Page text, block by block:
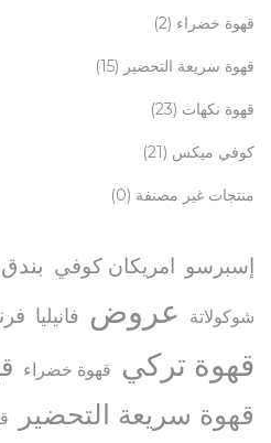
قهوة خضراء (2)
قهوة سريعة التحضير (15)
قهوة نكهات (23)
كوفي ميكس (21)
منتجات غير مصنفة (0)
إسبرسو امريكان كوفي بندق
شوكولاتة عروض فانيليا
قهوة تركي قهوة خضراء
قهوة سريعة التحضير